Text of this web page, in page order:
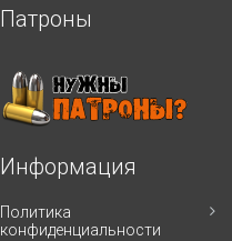
Патроны
Информация
Политика
конфиденциальности